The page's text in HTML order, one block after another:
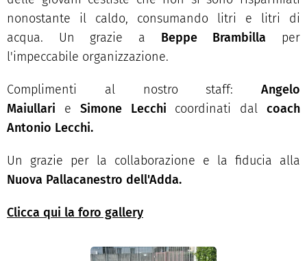
nonostante il caldo, consumando litri e litri di
acqua. Un grazie a Beppe Brambilla per
l'impeccabile organizzazione.
Complimenti al nostro staff: Angelo
Maiullari e Simone Lecchi coordinati dalcoach
Antonio Lecchi.
Un grazie per la collaborazione e la fiducia alla
Nuova Pallacanestro dell'Adda.
Clicca qui la foro gallery